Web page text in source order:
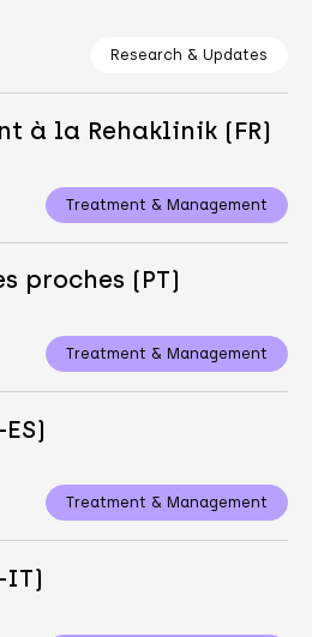
Research & Updates
à la Rehaklinik (FR)
Treatment & Management
proches (PT)
Treatment & Management
Treatment & Management
IT)